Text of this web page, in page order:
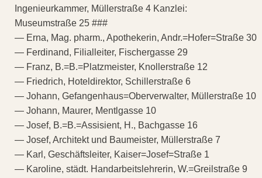
Ingenieurkammer, Müllerstraße 4 Kanzlei:
Museumstraße 25 ###
— Erna, Mag. pharm., Apothekerin, Andr.=Hofer=Straße 30
— Ferdinand, Filialleiter, Fischergasse 29
— Franz, B.=B.=Platzmeister, Knollerstraße 12
— Friedrich, Hoteldirektor, Schillerstraße 6
— Johann, Gefangenhaus=Oberverwalter, Müllerstraße 10
— Johann, Maurer, Mentlgasse 10
— Josef, B.=B.=Assisient, H., Bachgasse 16
— Josef, Architekt und Baumeister, Müllerstraße 7
— Karl, Geschäftsleiter, Kaiser=Josef=Straße 1
— Karoline, städt. Handarbeitslehrerin, W.=Greilstraße 9